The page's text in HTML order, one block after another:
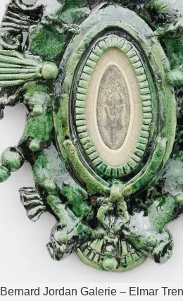
Bernard Jordan Galerie – Elmar